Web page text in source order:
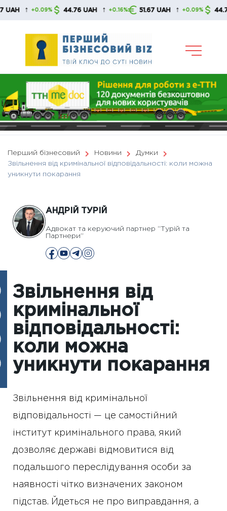
Skip
44.76 UAH ↑ +0.16% 51.67 UAH ↑ +0.09% 44.76 UAH ↑
Перший бізнесовий Новини
Думки
Звільнення від кримінальної відповідальності: коли можна
уникнути покарання
АНДРІЙ ТУРІЙ
Адвокат та керуючий партнер “Турій та
Партнери”
Звільнення від
кримінальної
відповідальності:
коли можна
уникнути покарання
Звільнення від кримінальної
відповідальності — це самостійний
інститут кримінального права, який
дозволяє державі відмовитися від
подальшого переслідування особи за
наявності чітко визначених законом
підстав. Йдеться не про виправдання, а